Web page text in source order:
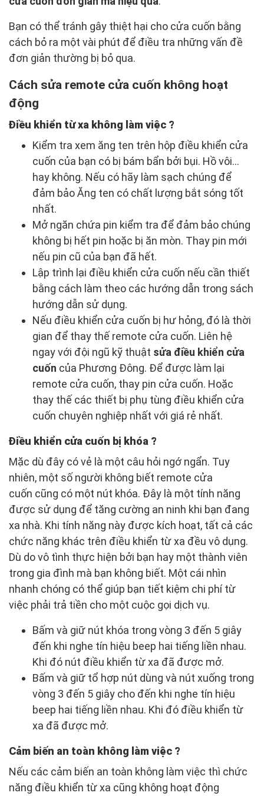
Bạn có thể tránh gây thiệt hại cho cửa cuốn bằng
cách bỏ ra một vài phút để điều tra những vấn đề
đơn giản thường bị bỏ qua.
Cách sửa remote cửa cuốn không hoạt
động
Điều khiển từ xa không làm việc ?
Kiểm tra xem ăng ten trên hộp điều khiển cửa
cuốn của bạn có bị bám bẩn bởi bụi. Hồ vôi…
hay không. Nếu có hãy làm sạch chúng để
đảm bảo Ăng ten có chất lượng bắt sóng tốt
nhất.
Mở ngăn chứa pin kiểm tra để đảm bảo chúng
không bị hết pin hoặc bị ăn mòn. Thay pin mới
nếu pin cũ của bạn đã hết.
Lập trình lại điều khiển cửa cuốn nếu cần thiết
bằng cách làm theo các hướng dẫn trong sách
hướng dẫn sử dụng.
Nếu điều khiển cửa cuốn bị hư hỏng, đó là thời
gian để thay thế remote cửa cuốn. Liên hệ
ngay với đội ngũ kỹ thuật sửa điều khiển cửa
cuốn của Phương Đông. Để được làm lại
remote cửa cuốn, thay pin cửa cuốn. Hoặc
thay thế các thiết bị phụ tùng điều khiển cửa
cuốn chuyên nghiệp nhất với giá rẻ nhất.
Điều khiển cửa cuốn bị khóa ?
Mặc dù đây có vẻ là một câu hỏi ngớ ngẩn. Tuy
nhiên, một số người không biết remote cửa
cuốn cũng có một nút khóa. Đây là một tính năng
được sử dụng để tăng cường an ninh khi bạn đang
xa nhà. Khi tính năng này được kích hoạt, tất cả các
chức năng khác trên điều khiển từ xa đều vô dụng.
Dù do vô tình thực hiện bởi bạn hay một thành viên
trong gia đình mà bạn không biết. Một cái nhìn
nhanh chóng có thể giúp bạn tiết kiệm chi phí từ
việc phải trả tiền cho một cuộc gọi dịch vụ.
Bấm và giữ nút khóa trong vòng 3 đến 5 giây
đến khi nghe tín hiệu beep hai tiếng liền nhau.
Khi đó nút điều khiển từ xa đã được mở.
Bấm và giữ tổ hợp nút dùng và nút xuống trong
vòng 3 đến 5 giây cho đến khi nghe tín hiệu
beep hai tiếng liền nhau. Khi đó điều khiển từ
xa đã được mở.
Cảm biến an toàn không làm việc ?
Nếu các cảm biến an toàn không làm việc thì chức
năng điều khiển từ xa cũng không hoạt động